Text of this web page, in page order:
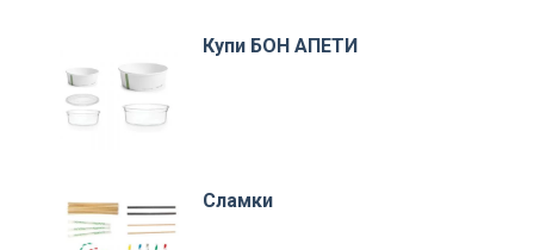
Купи БОН АПЕТИ
Сламки